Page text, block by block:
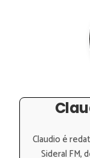
Claudio é
Sideral FM,